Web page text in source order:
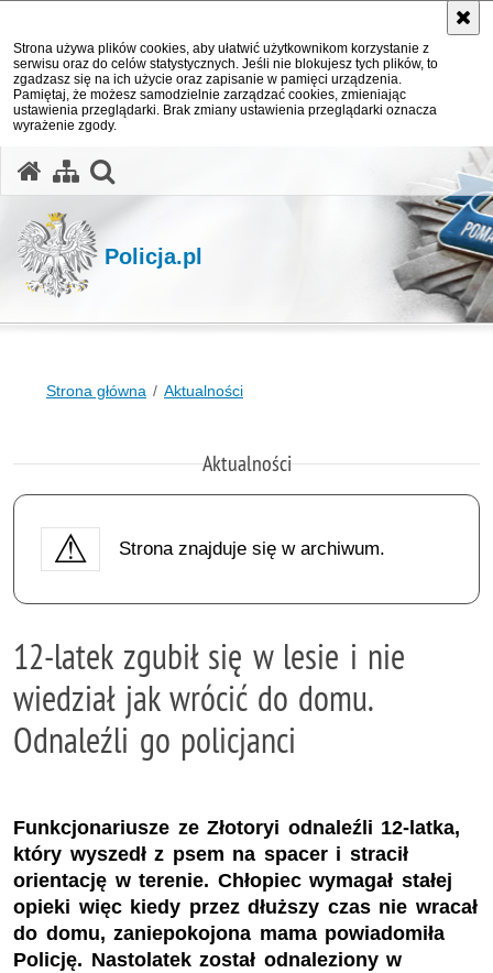
Strona używa plików cookies, aby ułatwić użytkownikom korzystanie z
serwisu oraz do celów statystycznych. Jeśli nie blokujesz tych plików, to
zgadzasz się na ich użycie oraz zapisanie w pamięci urządzenia.
Pamiętaj, że możesz samodzielnie zarządzać cookies, zmieniając
ustawienia przeglądarki. Brak zmiany ustawienia przeglądarki oznacza
wyrażenie zgody.
Policja.pl
Strona główna Aktualności
Aktualności
Strona znajduje się w archiwum.
12-latek zgubił się w lesie i nie
wiedział jak wrócić do domu.
Odnaleźli go policjanci
Funkcjonariusze ze Złotoryi odnaleźli 12-latka,
który wyszedł z psem na spacer i stracił
orientację w terenie. Chłopiec wymagał stałej
opieki więc kiedy przez dłuższy czas nie wracał
do domu, zaniepokojona mama powiadomiła
Policję. Nastolatek został odnaleziony w